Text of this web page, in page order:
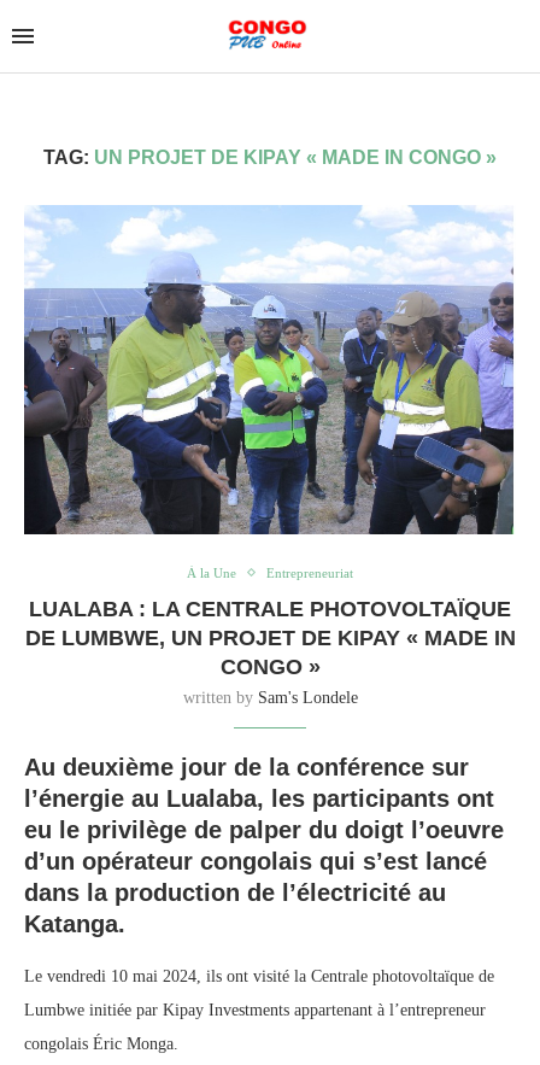
TAG: UN PROJET DE KIPAY « MADE IN CONGO »
À la Une Entrepreneuriat
LUALABA : LA CENTRALE PHOTOVOLTAÏQUE
DE LUMBWE, UN PROJET DE KIPAY « MADE IN
CONGO »
written by Sam's Londele
Au deuxième jour de la conférence sur
l’énergie au Lualaba, les participants ont
eu le privilège de palper du doigt l’oeuvre
d’un opérateur congolais qui s’est lancé
dans la production de l’électricité au
Katanga.
Le vendredi 10 mai 2024, ils ont visité la Centrale photovoltaïque de
Lumbwe initiée par Kipay Investments appartenant à l’entrepreneur
congolais Éric Monga.